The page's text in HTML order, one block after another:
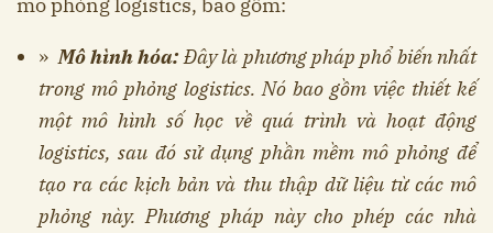
»Mô hình hóa:Đây là phương pháp phổ biến nhất
trong mô phỏng logistics. Nó bao gồm việc thiết kế
một mô hình số học về quá trình và hoạt động
logistics, sau đó sử dụng phần mềm mô phỏng để
tạo ra các kịch bản và thu thập dữ liệu từ các mô
phỏng này. Phương pháp này cho phép các nhà